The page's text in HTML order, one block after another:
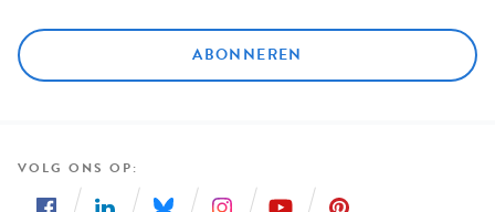
ABONNEREN
VOLG ONS OP